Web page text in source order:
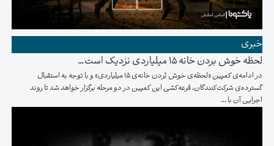
خبری
لحظه خوش بردن خانه ۱۵ میلیاردی نزدیک است…
در ادامه‌ی کمپین «لحظه‌ی خوش بُردن خانه‌ی ۱۵ میلیاردی» و با توجه به استقبال
گسترده‌ی شرکت‌کنندگان، قرعه‌کشی این کمپین در دو مرحله برگزار خواهد شد تا روند
اجرایی آن با ...